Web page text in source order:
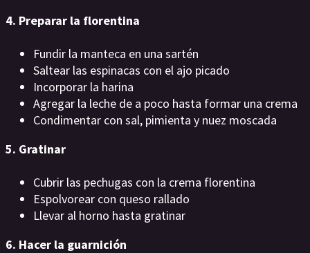
4. Preparar la florentina
Fundir la manteca en una sartén
Saltear las espinacas con el ajo picado
Incorporar la harina
Agregar la leche de a poco hasta formar una crema
Condimentar con sal, pimienta y nuez moscada
5. Gratinar
Cubrir las pechugas con la crema florentina
Espolvorear con queso rallado
Llevar al horno hasta gratinar
6. Hacer la guarnición